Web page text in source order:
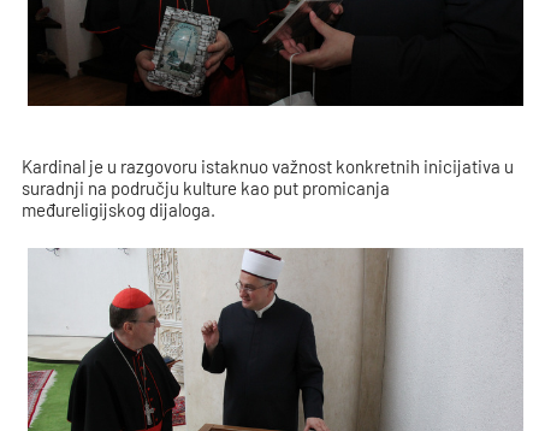
Kardinal je u razgovoru istaknuo važnost konkretnih inicijativa u
suradnji na području kulture kao put promicanja
međureligijskog dijaloga.